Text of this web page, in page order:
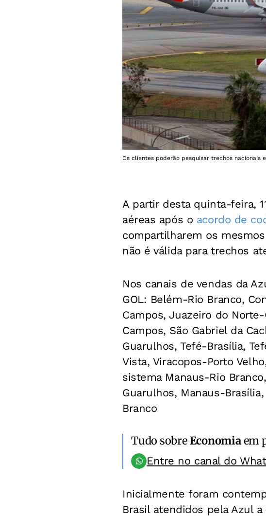
Os clientes poderão pesquisar trechos nacionais
A partir desta quinta-feira,
aéreas após o acordo de
compartilharem os
não é válida para trechos
Nos canais de vendas da
GOL: Belém-Rio Branco,
Campos, Juazeiro do
Campos, São Gabriel da
Guarulhos, Tefé-Brasília,
Vista, Viracopos-Porto
sistema Manaus-Rio
Guarulhos, Manaus-
Branco
Tudo sobreEconomiaem
Entre no canal do
Inicialmente foram
Brasil atendidos pela Azul